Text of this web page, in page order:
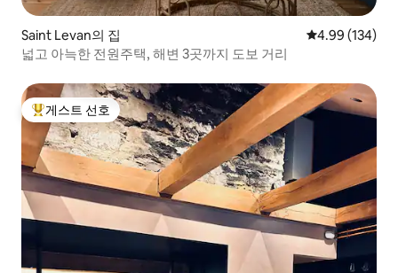
Saint Levan의 집 평점 4.99점(5
4.99 (134)
넓고 아늑한 전원주택, 해변 3곳까지 도보 거리
상위 게스트 선호
게스트 선호